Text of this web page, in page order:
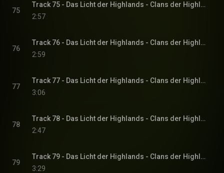
75
Track 75 - Das Licht der Highlands - Clans der Highlands-Reihe, Band 1
2:57
76
Track 76 - Das Licht der Highlands - Clans der Highlands-Reihe, Band 1
2:59
77
Track 77 - Das Licht der Highlands - Clans der Highlands-Reihe, Band 1
3:06
78
Track 78 - Das Licht der Highlands - Clans der Highlands-Reihe, Band 1
2:47
79
Track 79 - Das Licht der Highlands - Clans der Highlands-Reihe, Band 1
3:29